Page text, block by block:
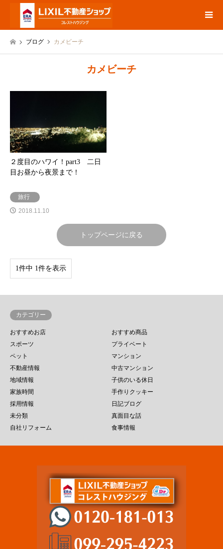
ブログ カメビーチ
カメビーチ
２度目のハワイ！part3 二日
目お昼から夜景まで！
旅行
2018.11.10
トップページに戻る
1件中 1件を表示
カテゴリー
おすすめお店
おすすめ商品
スポーツ
プライベート
ペット
マンション
不動産情報
中古マンション
地域情報
子供のいる休日
家族時間
手作りクッキー
採用情報
日記ブログ
未分類
真面目な話
自社リフォーム
食事情報